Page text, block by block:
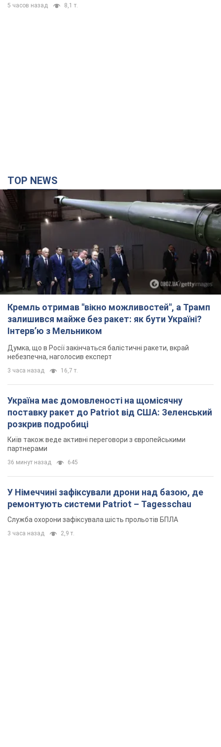
Кремль отримав "вікно можливостей", а Трамп
залишився майже без ракет: як бути Україні?
Інтерв’ю з Мельником
Думка, що в Росії закінчаться балістичні ракети, вкрай
небезпечна, наголосив експерт
Україна має домовленості на щомісячну
поставку ракет до Patriot від США: Зеленський
розкрив подробиці
Київ також веде активні переговори з європейськими
партнерами
36 минут назад 645
ремонтують системи Patriot – Tagesschau
3 часа назад 2,9 т.